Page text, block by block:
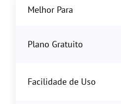
Melhor Para
Plano Gratuito
Facilidade de Uso